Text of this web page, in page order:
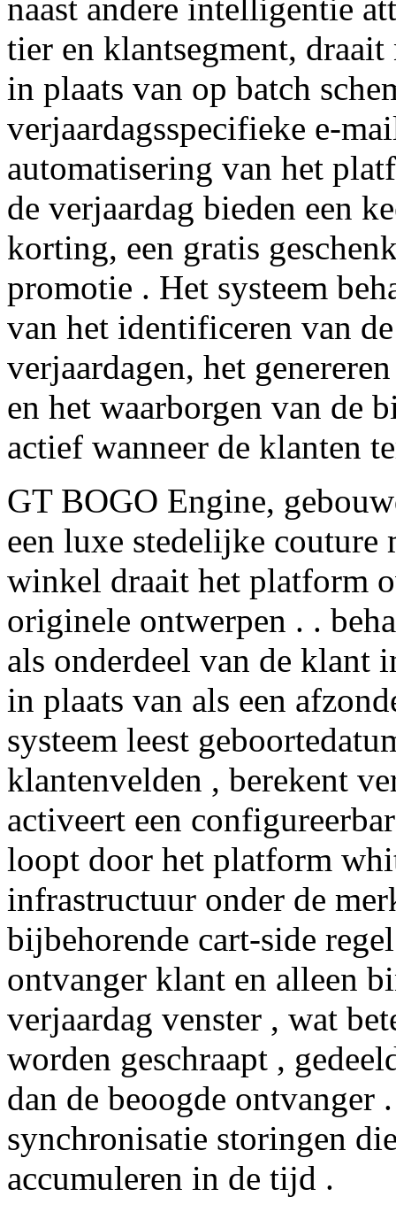
naast andere intelligentie
tier en klantsegment,
in plaats van op batch
verjaardagsspecifieke e-
automatisering van het
de verjaardag bieden een
korting, een gratis
promotie . Het systeem
van het identificeren van
verjaardagen, het
en het waarborgen van de
actief wanneer de klanten
GT BOGO Engine,
een luxe stedelijke couture
winkel draait het platform
originele ontwerpen . .
als onderdeel van de klant
in plaats van als een
systeem leest
klantenvelden , berekent
activeert een
loopt door het platform
infrastructuur onder de
bijbehorende cart-side
ontvanger klant en alleen
verjaardag venster , wat
worden geschraapt ,
dan de beoogde
synchronisatie storingen
accumuleren in de tijd .